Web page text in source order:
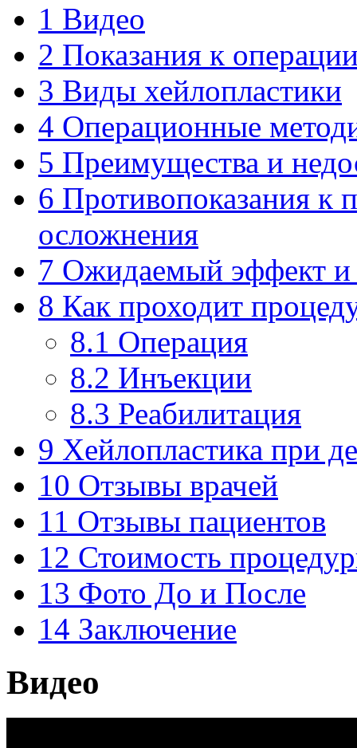
1 Видео
2 Показания к
3 Виды хейлопластики
4 Операционные
5 Преимущества и
6 Противопоказания
осложнения
7 Ожидаемый эффект и
8 Как проходит
8.1 Операция
8.2 Инъекции
8.3 Реабилитация
9 Хейлопластика при
10 Отзывы врачей
11 Отзывы пациентов
12 Стоимость
13 Фото До и После
14 Заключение
Видео